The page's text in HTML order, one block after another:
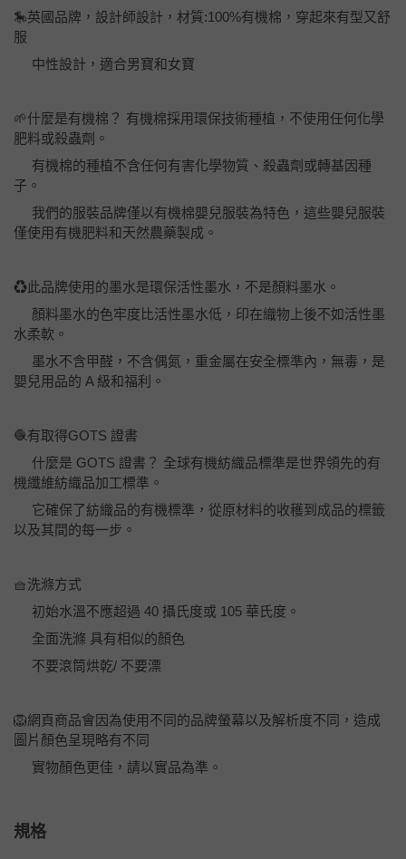
🎠英國品牌，設計師設計，材質:100%有機棉，穿起來有型又舒
服
中性設計，適合男寶和女寶
🌱什麼是有機棉？ 有機棉採用環保技術種植，不使用任何化學
肥料或殺蟲劑。
有機棉的種植不含任何有害化學物質、殺蟲劑或轉基因種
子。
我們的服裝品牌僅以有機棉嬰兒服裝為特色，這些嬰兒服裝
僅使用有機肥料和天然農藥製成。
♻️此品牌使用的墨水是環保活性墨水，不是顏料墨水。
顏料墨水的色牢度比活性墨水低，印在織物上後不如活性墨
水柔軟。
墨水不含甲醛，不含偶氮，重金屬在安全標準內，無毒，是
嬰兒用品的 A 級和福利。
🧶有取得GOTS 證書
什麼是 GOTS 證書？ 全球有機紡織品標準是世界領先的有
機纖維紡織品加工標準。
它確保了紡織品的有機標準，從原材料的收穫到成品的標籤
以及其間的每一步。
🧺洗滌方式
初始水溫不應超過 40 攝氏度或 105 華氏度。
全面洗滌 具有相似的顏色
不要滾筒烘乾/ 不要漂
🦁網頁商品會因為使用不同的品牌螢幕以及解析度不同，造成
圖片顏色呈現略有不同
實物顏色更佳，請以實品為準。
規格